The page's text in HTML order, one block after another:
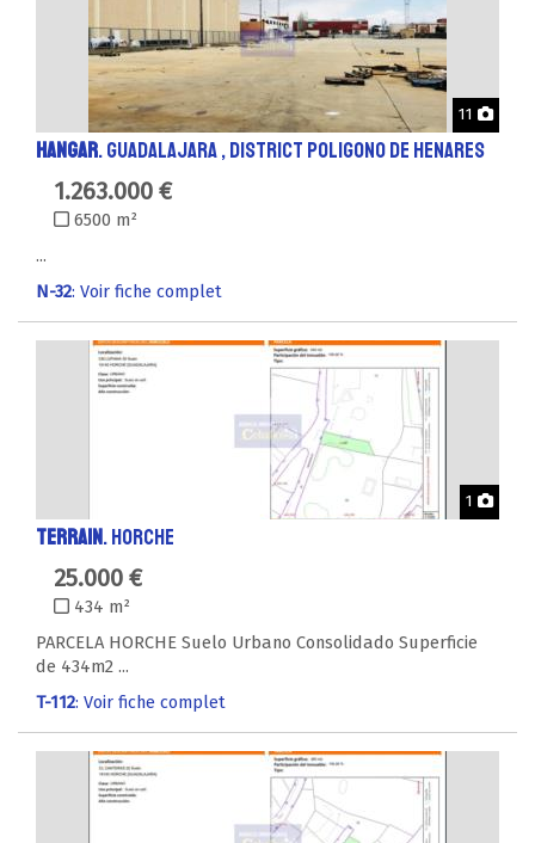
11
HANGAR. GUADALAJARA , District POLIGONO DE HENARES
1.263.000 €
6500 m²
...
N-32: Voir fiche complet
1
TERRAIN. HORCHE
25.000 €
434 m²
PARCELA HORCHE Suelo Urbano Consolidado Superficie
de 434m2 ...
T-112: Voir fiche complet